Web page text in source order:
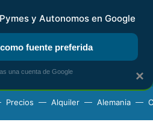
KIT DIGITAL RENTA
Precios Alquiler Alemania
×
y Autonomos en Google
fuente preferida
una cuenta de Google